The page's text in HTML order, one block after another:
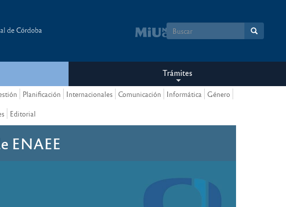
Formulario
búsqueda
Trámites
Planificación Internacionales Comunicación Informática Género
Editorial
ENAEE